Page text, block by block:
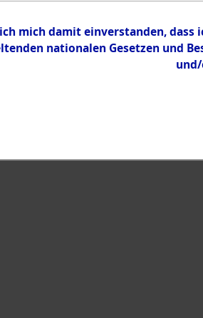
mich damit einverstanden,
nationalen Gesetzen und